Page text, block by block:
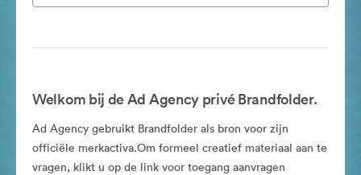
Welkom bij de Ad Agency privé Brandfolder.
Ad Agency gebruikt Brandfolder als bron voor zijn
officiële merkactiva.Om formeel creatief materiaal aan te
vragen, klikt u op de link voor toegang aanvragen